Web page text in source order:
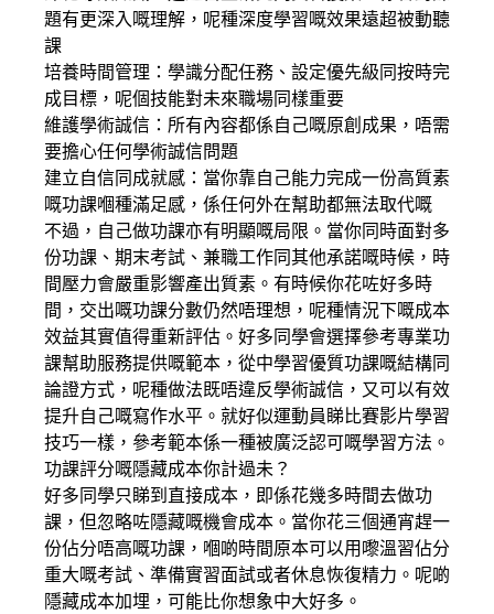
題有更深入嘅理解，呢種深度學習嘅效果遠超被動聽
課
培養時間管理：學識分配任務、設定優先級同按時完
成目標，呢個技能對未來職場同樣重要
維護學術誠信：所有內容都係自己嘅原創成果，唔需
要擔心任何學術誠信問題
建立自信同成就感：當你靠自己能力完成一份高質素
嘅功課嗰種滿足感，係任何外在幫助都無法取代嘅
不過，自己做功課亦有明顯嘅局限。當你同時面對多
份功課、期末考試、兼職工作同其他承諾嘅時候，時
間壓力會嚴重影響產出質素。有時候你花咗好多時
間，交出嘅功課分數仍然唔理想，呢種情況下嘅成本
效益其實值得重新評估。好多同學會選擇參考專業功
課幫助服務提供嘅範本，從中學習優質功課嘅結構同
論證方式，呢種做法既唔違反學術誠信，又可以有效
提升自己嘅寫作水平。就好似運動員睇比賽影片學習
技巧一樣，參考範本係一種被廣泛認可嘅學習方法。
功課評分嘅隱藏成本你計過未？
好多同學只睇到直接成本，即係花幾多時間去做功
課，但忽略咗隱藏嘅機會成本。當你花三個通宵趕一
份佔分唔高嘅功課，嗰啲時間原本可以用嚟溫習佔分
重大嘅考試、準備實習面試或者休息恢復精力。呢啲
隱藏成本加埋，可能比你想象中大好多。